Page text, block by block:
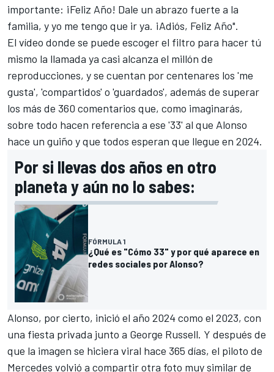
importante: ¡Feliz Año! Dale un abrazo fuerte a la
familia, y yo me tengo que ir ya. ¡Adiós, Feliz Año".
El vídeo donde se puede escoger el filtro para hacer tú
mismo la llamada ya casi alcanza el millón de
reproducciones, y se cuentan por centenares los 'me
gusta', 'compartidos' o 'guardados', además de superar
los más de 360 comentarios que, como imaginarás,
sobre todo hacen referencia a ese '33' al que Alonso
hace un guiño y que todos esperan que llegue en 2024.
Por si llevas dos años en otro
planeta y aún no lo sabes:
FÓRMULA 1
¿Qué es "Cómo 33" y por qué aparece en
redes sociales por Alonso?
Alonso, por cierto, inició el año 2024 como el 2023, con
una fiesta privada junto a George Russell. Y después de
que la imagen se hiciera viral hace 365 días, el piloto de
Mercedes volvió a compartir otra foto muy similar de